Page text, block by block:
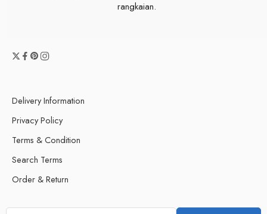
rangkaian.
Delivery Information
Privacy Policy
Terms & Condition
Search Terms
Order & Return